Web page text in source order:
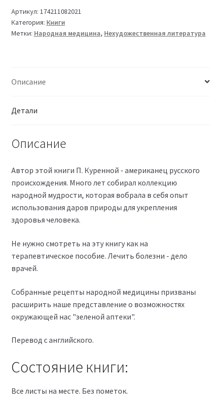
Артикул: 174211082021
Категория: Книги
Метки: Народная медицина, Нехудожественная литература
Описание
Детали
Описание
Автор этой книги П. Куренной - американец русского
происхождения. Много лет собирал коллекцию
народной мудрости, которая вобрала в себя опыт
использования даров природы для укрепления
здоровья человека.
Не нужно смотреть на эту книгу как на
терапевтическое пособие. Лечить болезни - дело
врачей.
Собранные рецепты народной медицины призваны
расширить наше представление о возможностях
окружающей нас "зеленой аптеки".
Перевод с английского.
Состояние книги:
Все листы на месте. Без пометок.